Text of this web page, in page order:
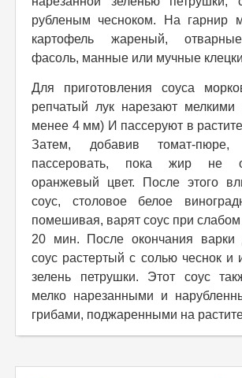
рубленым чесноком. На гарнир
картофель жареный,
фасоль, манные или мучные
Для приготовления соуса
репчатый лук нарезают мелкими
менее 4 мм) И пассеруют в
Затем, добавив томат-пюре,
пассеровать, пока жир не
оранжевый цвет. После этого
соус, столовое белое
помешивая, варят соус при
20 мин. После окончания варки
соус растертый с солью чеснок и
зелень петрушки. Этот соус
мелко нарезанными и
грибами, поджаренными на